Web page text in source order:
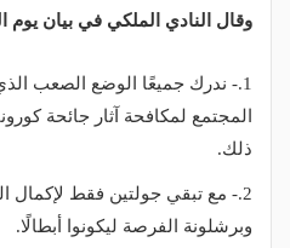
وقال النادي الملكي في بيان يوم
1.- ندرك جميعًا الوضع الصعب
المجتمع لمكافحة آثار جائحة
ذلك.
2.- مع تبقي جولتين فقط لإكمال
وبرشلونة الفرصة ليكونوا أبطالًا.